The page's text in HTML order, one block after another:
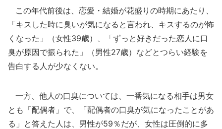
この年代前後は、恋愛・結婚が花盛りの時期にあたり、
「キスした時に臭いが気になると言われ、キスするのが怖
くなった」（女性39歳）、「ずっと好きだった恋人に口
臭が原因で振られた」（男性27歳）などとつらい経験を
告白する人が少なくない。
一方、他人の口臭については、一番気になる相手は男女
とも「配偶者」で、「配偶者の口臭が気になったことがあ
る」と答えた人は、男性が59％だが、女性は圧倒的に多